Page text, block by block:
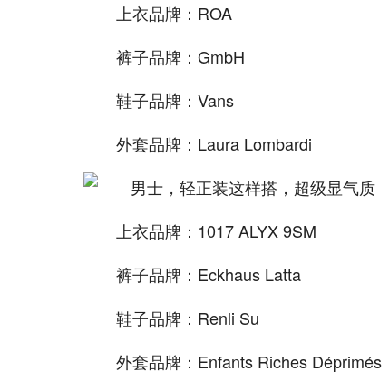
上衣品牌：ROA
裤子品牌：GmbH
鞋子品牌：Vans
外套品牌：Laura Lombardi
上衣品牌：1017 ALYX 9SM
裤子品牌：Eckhaus Latta
鞋子品牌：Renli Su
外套品牌：Enfants Riches Déprimés